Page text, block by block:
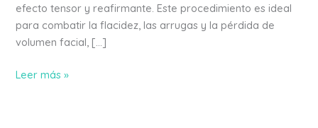
efecto tensor y reafirmante. Este procedimiento es ideal
para combatir la flacidez, las arrugas y la pérdida de
volumen facial, […]
Leer más »